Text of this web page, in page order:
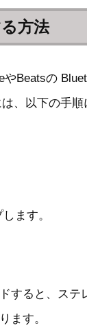
方法
Beatsの
、以下の手順
ます。
ると、ス
ます。